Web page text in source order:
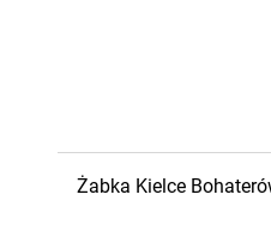
Żabka Kielce